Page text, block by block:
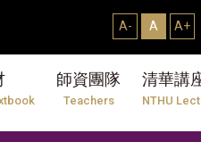
A- A A+
師資團隊
Teachers
清華講
NTHU